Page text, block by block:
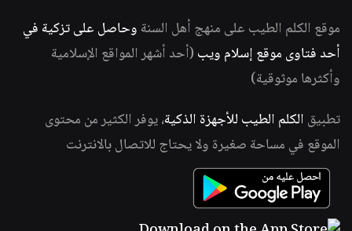
موقع الكلم الطيب على منهج أهل السنة وحاصل على تزكية في
أحد فتاوى موقع إسلام ويب (أحد أشهر المواقع الإسلامية
وأكثرها موثوقية)
تطبيق الكلم الطيب للأجهزة الذكية، يوفر الكثير من محتوى
الموقع في مساحة صغيرة ولا يحتاج للاتصال بالانترنت